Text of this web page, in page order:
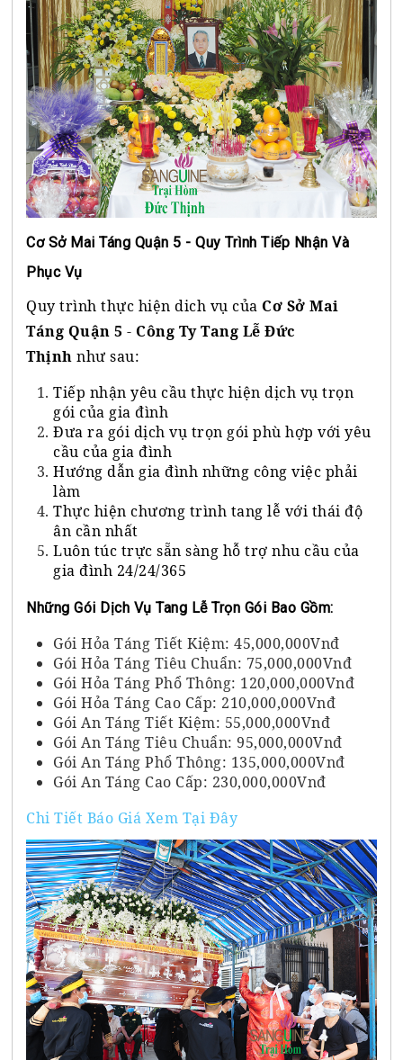
Cơ Sở Mai Táng Quận 5 - Quy Trình Tiếp Nhận Và
Phục Vụ
Quy trình thực hiện dich vụ của Cơ Sở Mai
Táng Quận 5 - Công Ty Tang Lễ Đức
Thịnh như sau:
Tiếp nhận yêu cầu thực hiện dịch vụ trọn
gói của gia đình
Đưa ra gói dịch vụ trọn gói phù hợp với yêu
cầu của gia đình
Hướng dẫn gia đình những công việc phải
làm
Thực hiện chương trình tang lễ với thái độ
ân cần nhất
Luôn túc trực sẵn sàng hỗ trợ nhu cầu của
gia đình 24/24/365
Những Gói Dịch Vụ Tang Lễ Trọn Gói Bao Gồm:
Gói Hỏa Táng Tiết Kiệm: 45,000,000Vnđ
Gói Hỏa Táng Tiêu Chuẩn: 75,000,000Vnđ
Gói Hỏa Táng Phổ Thông: 120,000,000Vnđ
Gói Hỏa Táng Cao Cấp: 210,000,000Vnđ
Gói An Táng Tiết Kiệm: 55,000,000Vnđ
Gói An Táng Tiêu Chuẩn: 95,000,000Vnđ
Gói An Táng Phổ Thông: 135,000,000Vnđ
Gói An Táng Cao Cấp: 230,000,000Vnđ
Chi Tiết Báo Giá Xem Tại Đây